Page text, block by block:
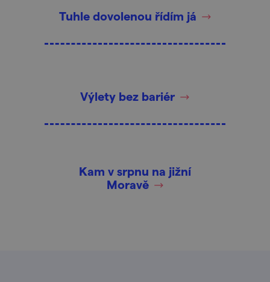
Tuhle dovolenou řídím já
Výlety bez bariér
Kam v srpnu na jižní
Moravě